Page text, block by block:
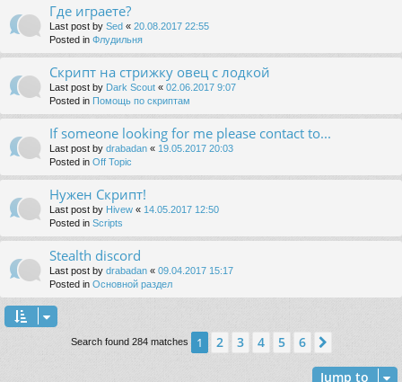
Где играете?
Last post by Sed « 20.08.2017 22:55
Posted in Флудильня
Скрипт на стрижку овец с лодкой
Last post by Dark Scout « 02.06.2017 9:07
Posted in Помощь по скриптам
If someone looking for me please contact to...
Last post by drabadan « 19.05.2017 20:03
Posted in Off Topic
Нужен Скрипт!
Last post by Hivew « 14.05.2017 12:50
Posted in Scripts
Stealth discord
Last post by drabadan « 09.04.2017 15:17
Posted in Основной раздел
Search found 284 matches 1 2 3 4 5 6
Jump to